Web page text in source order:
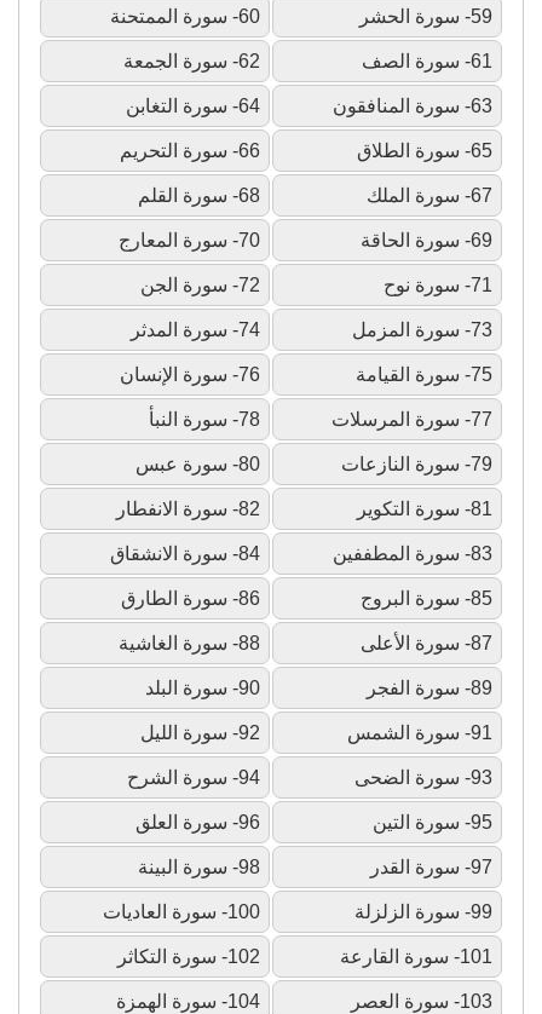
59- سورة الحشر 60- سورة الممتحنة
61- سورة الصف 62- سورة الجمعة
63- سورة المنافقون 64- سورة التغابن
65- سورة الطلاق 66- سورة التحريم
67- سورة الملك 68- سورة القلم
69- سورة الحاقة 70- سورة المعارج
71- سورة نوح 72- سورة الجن
73- سورة المزمل 74- سورة المدثر
75- سورة القيامة 76- سورة الإنسان
77- سورة المرسلات 78- سورة النبأ
79- سورة النازعات 80- سورة عبس
81- سورة التكوير 82- سورة الانفطار
83- سورة المطففين 84- سورة الانشقاق
85- سورة البروج 86- سورة الطارق
87- سورة الأعلى 88- سورة الغاشية
89- سورة الفجر 90- سورة البلد
91- سورة الشمس 92- سورة الليل
93- سورة الضحى 94- سورة الشرح
95- سورة التين 96- سورة العلق
97- سورة القدر 98- سورة البينة
99- سورة الزلزلة 100- سورة العاديات
101- سورة القارعة 102- سورة التكاثر
103- سورة العصر 104- سورة الهمزة